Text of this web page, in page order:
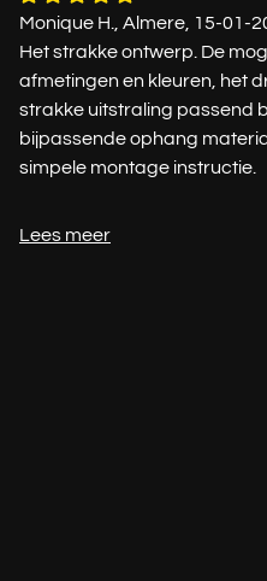
Monique H., Almere, 15-01-
Het strakke ontwerp. De
afmetingen en kleuren, het
strakke uitstraling passend
bijpassende ophang
simpele montage instructie.
Lees meer